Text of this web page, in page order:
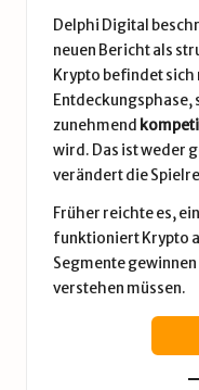
Delphi Digital
neuen Bericht als
Krypto befindet
Entdeckungsphase,
zunehmend
wird. Das ist weder
verändert die
Früher reichte es,
funktioniert Krypto
Segmente
verstehen müssen.